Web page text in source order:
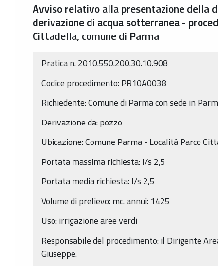
Avviso relativo alla presentazione della
derivazione di acqua sotterranea -
Cittadella, comune di Parma
Pratica n. 2010.550.200.30.10.908
Codice procedimento: PR10A0038
Richiedente: Comune di Parma con sede in
Derivazione da: pozzo
Ubicazione: Comune Parma - Località Parco
Portata massima richiesta: l/s 2,5
Portata media richiesta: l/s 2,5
Volume di prelievo: mc. annui: 1425
Uso: irrigazione aree verdi
Responsabile del procedimento: il Dirigente
Giuseppe.